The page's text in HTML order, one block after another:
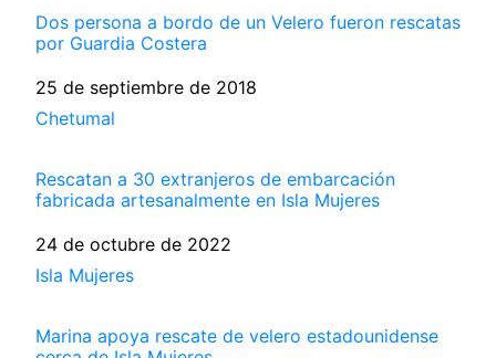
Dos persona a bordo de un Velero fueron rescatas
por Guardia Costera
Fecha
25 de septiembre de 2018
Respecto a
Chetumal
Rescatan a 30 extranjeros de embarcación
fabricada artesanalmente en Isla Mujeres
Fecha
24 de octubre de 2022
Respecto a
Isla Mujeres
Marina apoya rescate de velero estadounidense